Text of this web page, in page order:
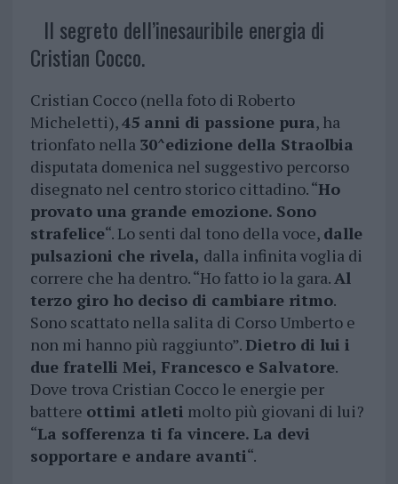
Il segreto dell’inesauribile energia di
Cristian Cocco.
Cristian Cocco (nella foto di Roberto
Micheletti),45 anni di passione pura, ha
trionfato nella 30^edizione della Straolbia
disputata domenica nel suggestivo percorso
disegnato nel centro storico cittadino. “Ho
provato una grande emozione. Sono
strafelice“. Lo senti dal tono della voce, dalle
pulsazioni che rivela, dalla infinita voglia di
correre che ha dentro. “Ho fatto io la gara.Al
terzo giro ho deciso di cambiare ritmo.
Sono scattato nella salita di Corso Umberto e
non mi hanno più raggiunto”.Dietro di lui i
due fratelli Mei, Francesco e Salvatore.
Dove trova Cristian Cocco le energie per
battere ottimi atleti molto più giovani di lui?
“La sofferenza ti fa vincere. La devi
sopportare e andare avanti“.